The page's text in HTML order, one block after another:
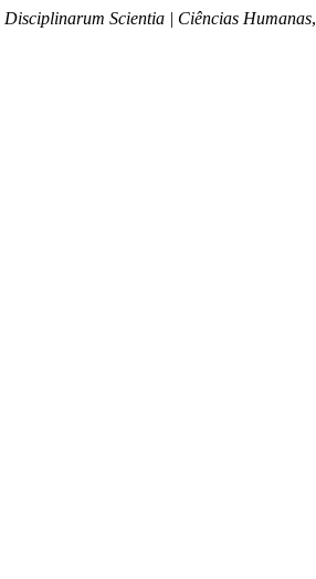
Disciplinarum Scientia | Ciências Humanas,